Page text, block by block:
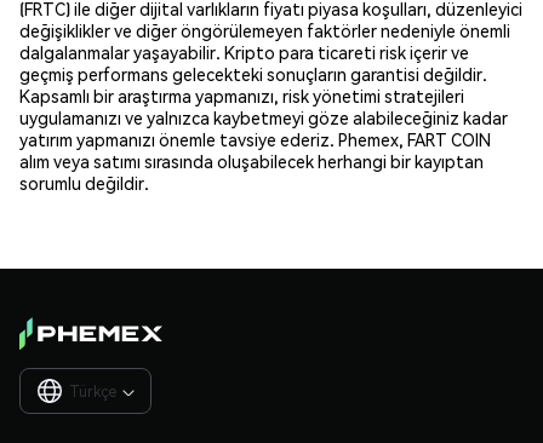
(FRTC) ile diğer dijital varlıkların fiyatı piyasa koşulları, düzenleyici
değişiklikler ve diğer öngörülemeyen faktörler nedeniyle önemli
dalgalanmalar yaşayabilir. Kripto para ticareti risk içerir ve
geçmiş performans gelecekteki sonuçların garantisi değildir.
Kapsamlı bir araştırma yapmanızı, risk yönetimi stratejileri
uygulamanızı ve yalnızca kaybetmeyi göze alabileceğiniz kadar
yatırım yapmanızı önemle tavsiye ederiz. Phemex, FART COIN
alım veya satımı sırasında oluşabilecek herhangi bir kayıptan
sorumlu değildir.
Türkçe 